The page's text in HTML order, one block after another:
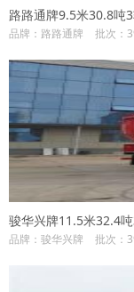
路路通牌9.5米30.8吨
品牌：路路通牌 批次：
骏华兴牌11.5米32.4
品牌：骏华兴牌 批次：